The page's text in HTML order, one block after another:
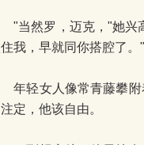
然罗，迈克，"她兴高
我，早就同你搭腔了。"
女人像常青藤攀附着
定，他该自由。